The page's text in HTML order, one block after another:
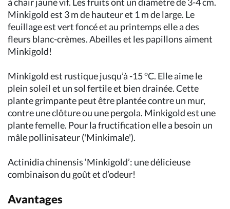
à chair jaune vif. Les fruits ont un diamètre de 3-4 cm.
Minkigold est 3 m de hauteur et 1 m de large. Le
feuillage est vert foncé et au printemps elle a des
fleurs blanc-crèmes. Abeilles et les papillons aiment
Minkigold!
Minkigold est rustique jusqu’à -15 °C. Elle aime le
plein soleil et un sol fertile et bien drainée. Cette
plante grimpante peut être plantée contre un mur,
contre une clôture ou une pergola. Minkigold est une
plante femelle. Pour la fructification elle a besoin un
mâle pollinisateur ('Minkimale').
Actinidia chinensis ‘Minkigold’: une délicieuse
combinaison du goût et d’odeur!
Avantages